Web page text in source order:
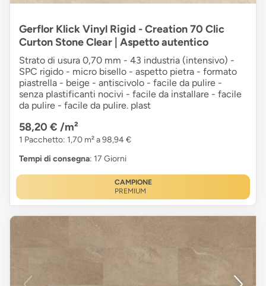
Gerflor Klick Vinyl Rigid - Creation 70 Clic
Curton Stone Clear | Aspetto autentico
Strato di usura 0,70 mm - 43 industria (intensivo) -
SPC rigido - micro bisello - aspetto pietra - formato
piastrella - beige - antiscivolo - facile da pulire -
senza plastificanti nocivi - facile da installare - facile
da pulire - facile da pulire. plast
58,20 € /m²
1 Pacchetto: 1,70 m² a 98,94 €
Tempi di consegna: 17 Giorni
CAMPIONE
PREMIUM